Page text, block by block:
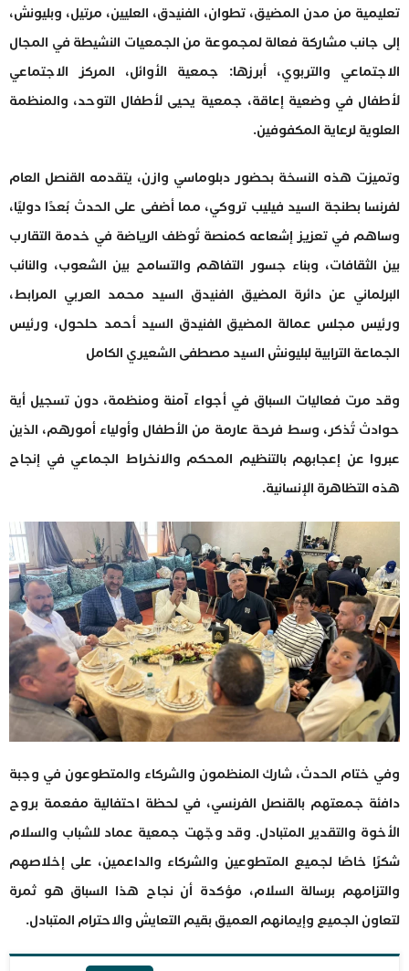
تعليمية من مدن المضيق، تطوان، الفنيدق، العليين، مرتيل، وبليونش،
إلى جانب مشاركة فعالة لمجموعة من الجمعيات النشيطة في المجال
الاجتماعي والتربوي، أبرزها: جمعية الأوائل، المركز الاجتماعي
لأطفال في وضعية إعاقة، جمعية يحيى لأطفال التوحد، والمنظمة
العلوية لرعاية المكفوفين.
وتميزت هذه النسخة بحضور دبلوماسي وازن، يتقدمه القنصل العام
لفرنسا بطنجة السيد فيليب تروكي، مما أضفى على الحدث بُعدًا دوليًا،
وساهم في تعزيز إشعاعه كمنصة تُوظف الرياضة في خدمة التقارب
بين الثقافات، وبناء جسور التفاهم والتسامح بين الشعوب، والنائب
البرلماني عن دائرة المضيق الفنيدق السيد محمد العربي المرابط،
ورئيس مجلس عمالة المضيق الفنيدق السيد أحمد حلحول، ورئيس
الجماعة الترابية لبليونش السيد مصطفى الشعيري الكامل
وقد مرت فعاليات السباق في أجواء آمنة ومنظمة، دون تسجيل أية
حوادث تُذكر، وسط فرحة عارمة من الأطفال وأولياء أمورهم، الذين
عبروا عن إعجابهم بالتنظيم المحكم والانخراط الجماعي في إنجاح
هذه التظاهرة الإنسانية.
وفي ختام الحدث، شارك المنظمون والشركاء والمتطوعون في وجبة
دافئة جمعتهم بالقنصل الفرنسي، في لحظة احتفالية مفعمة بروح
الأخوة والتقدير المتبادل. وقد وجّهت جمعية عماد للشباب والسلام
شكرًا خاصًا لجميع المتطوعين والشركاء والداعمين، على إخلاصهم
والتزامهم برسالة السلام، مؤكدة أن نجاح هذا السباق هو ثمرة
لتعاون الجميع وإيمانهم العميق بقيم التعايش والاحترام المتبادل.